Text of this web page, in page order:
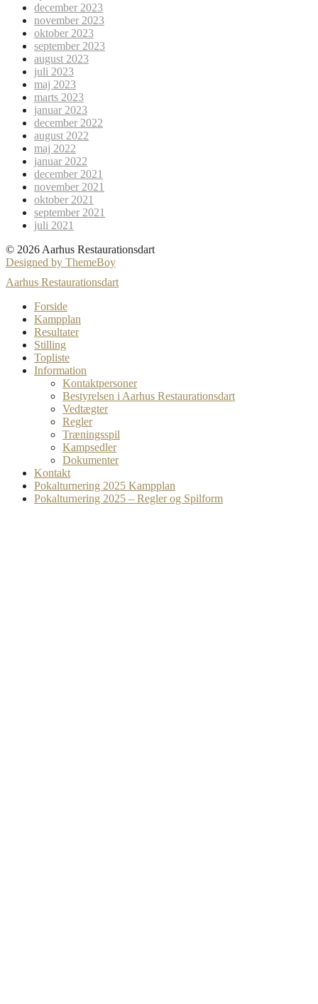
december 2023
november 2023
oktober 2023
september 2023
august 2023
juli 2023
maj 2023
marts 2023
januar 2023
december 2022
august 2022
maj 2022
januar 2022
december 2021
november 2021
oktober 2021
september 2021
juli 2021
© 2026 Aarhus Restaurationsdart
Designed by ThemeBoy
Aarhus Restaurationsdart
Forside
Kampplan
Resultater
Stilling
Topliste
Information
Kontaktpersoner
Bestyrelsen i Aarhus Restaurationsdart
Vedtægter
Regler
Træningsspil
Kampsedler
Dokumenter
Kontakt
Pokalturnering 2025 Kampplan
Pokalturnering 2025 – Regler og Spilform